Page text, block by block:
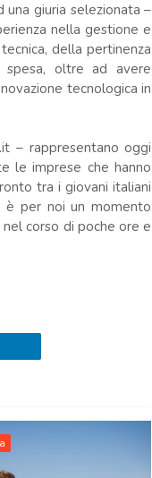
giuria selezionata –
nella gestione e
della pertinenza
spesa, oltre ad avere
tecnologica in
– rappresentano oggi
le imprese che hanno
tra i giovani italiani
è per noi un momento
corso di poche ore e